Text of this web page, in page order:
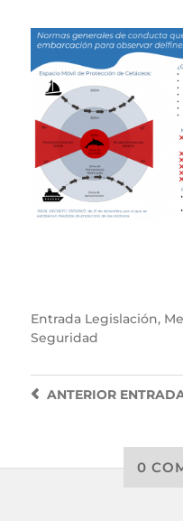
Entrada Legislación,
Seguridad
ANTERIOR
0